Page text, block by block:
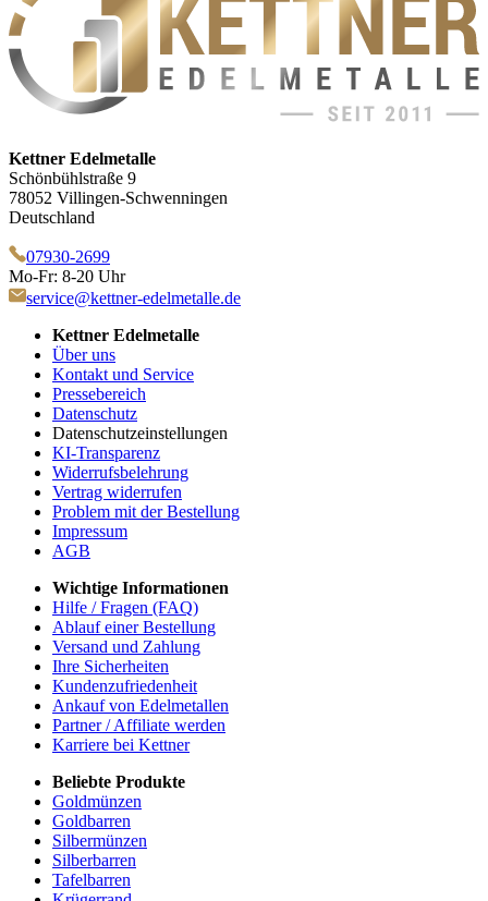
Kettner Edelmetalle
Schönbühlstraße 9
78052 Villingen-Schwenningen
Deutschland
07930-2699
Mo-Fr: 8-20 Uhr
service@kettner-edelmetalle.de
Kettner Edelmetalle
Über uns
Kontakt und Service
Pressebereich
Datenschutz
Datenschutzeinstellungen
KI-Transparenz
Widerrufsbelehrung
Vertrag widerrufen
Problem mit der Bestellung
Impressum
AGB
Wichtige Informationen
Hilfe / Fragen (FAQ)
Ablauf einer Bestellung
Versand und Zahlung
Ihre Sicherheiten
Kundenzufriedenheit
Ankauf von Edelmetallen
Partner / Affiliate werden
Karriere bei Kettner
Beliebte Produkte
Goldmünzen
Goldbarren
Silbermünzen
Silberbarren
Tafelbarren